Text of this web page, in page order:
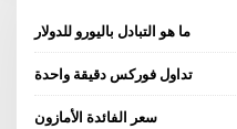
ما هو التبادل باليورو للدولار
تداول فوركس دقيقة واحدة
سعر الفائدة الأمازون